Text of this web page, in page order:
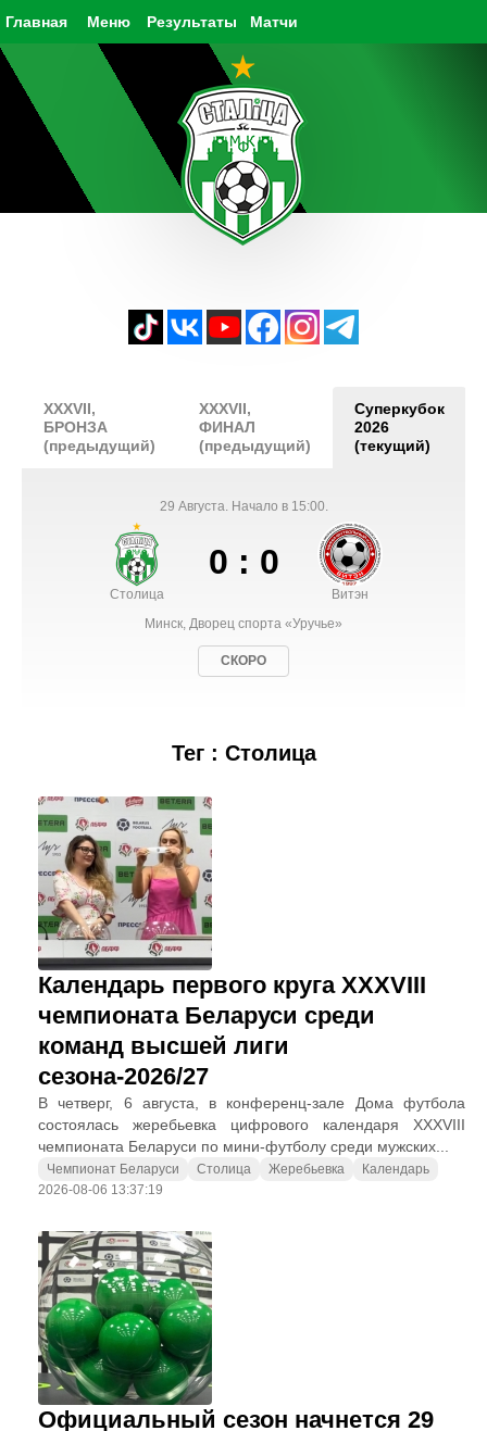
Главная Результаты Матчи
Меню
XXXVII,
БРОНЗА
(предыдущий)
XXXVII,
ФИНАЛ
(предыдущий)
Суперкубок
2026
(текущий)
29 Августа. Начало в 15:00.
Столица
0 : 0
Витэн
Минск, Дворец спорта «Уручье»
СКОРО
Тег : Столица
Календарь первого круга XXXVIII
чемпионата Беларуси среди
команд высшей лиги
сезона-2026/27
В четверг, 6 августа, в конференц-зале Дома футбола
состоялась жеребьевка цифрового календаря XXXVIII
чемпионата Беларуси по мини-футболу среди мужских...
Чемпионат Беларуси Столица Жеребьевка
Календарь
2026-08-06 13:37:19
Официальный сезон начнется 29